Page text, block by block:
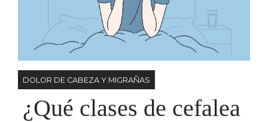
DOLOR DE CABEZA Y MIGRAÑAS
¿Qué clases de cefalea